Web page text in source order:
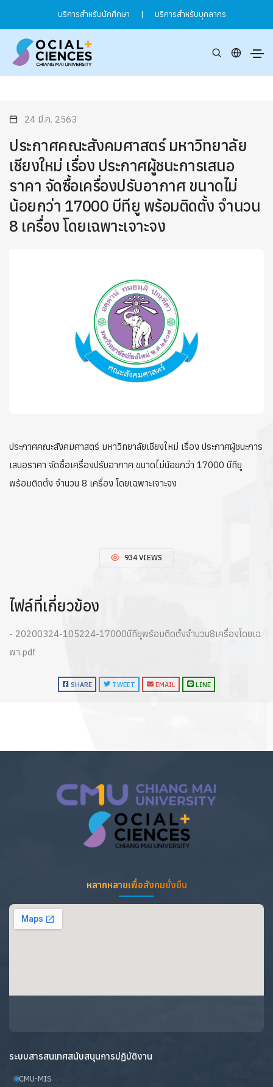
บริการสำหรับนักศึกษา | บริการสำหรับบุคลากร
24 มี.ค. 2563
ประกาศคณะสังคมศาสตร์ มหาวิทยาลัย
เชียงใหม่ เรื่อง ประกาศผู้ชนะการเสนอ
ราคา จัดซื้อเครื่องปรับอากาศ ขนาดไม่
น้อยกว่า 17000 บีทียู พร้อมติดตั้ง จำนวน
8 เครื่อง โดยเฉพาะเจาะจง
ประกาศคณะสังคมศาสตร์ มหาวิทยาลัยเชียงใหม่ เรื่อง ประกาศผู้ชนะการ
เสนอราคา จัดซื้อเครื่องปรับอากาศ ขนาดไม่น้อยกว่า 17000 บีทียู
พร้อมติดตั้ง จำนวน 8 เครื่อง โดยเฉพาะเจาะจง
934 VIEWS
ไฟล์ที่เกี่ยวข้อง
- 20200324-105224-17000บีทียูพร้อมติดตั้งจำนวน8เครื่องโดยเฉ
พา.pdf
SHARE TWEET EMAIL LINE
หลากหลายเพื่อสังคมยั่งยืน
ระบบสารสนเทศสนับสนุนการปฏิบัติงาน
CMU-MIS